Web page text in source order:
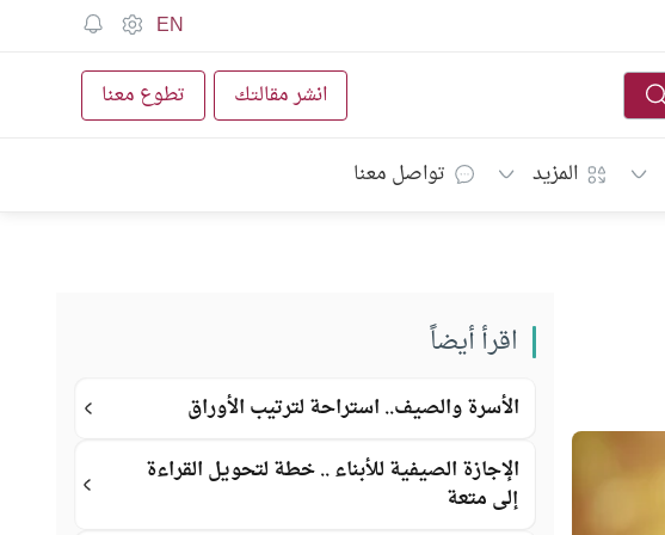
EN
انشر مقالتك تطوع معنا
المزيد تواصل معنا
اقرأ أيضاً
الأسرة والصيف.. استراحة لترتيب الأوراق
الإجازة الصيفية للأبناء .. خطة لتحويل القراءة
إلى متعة